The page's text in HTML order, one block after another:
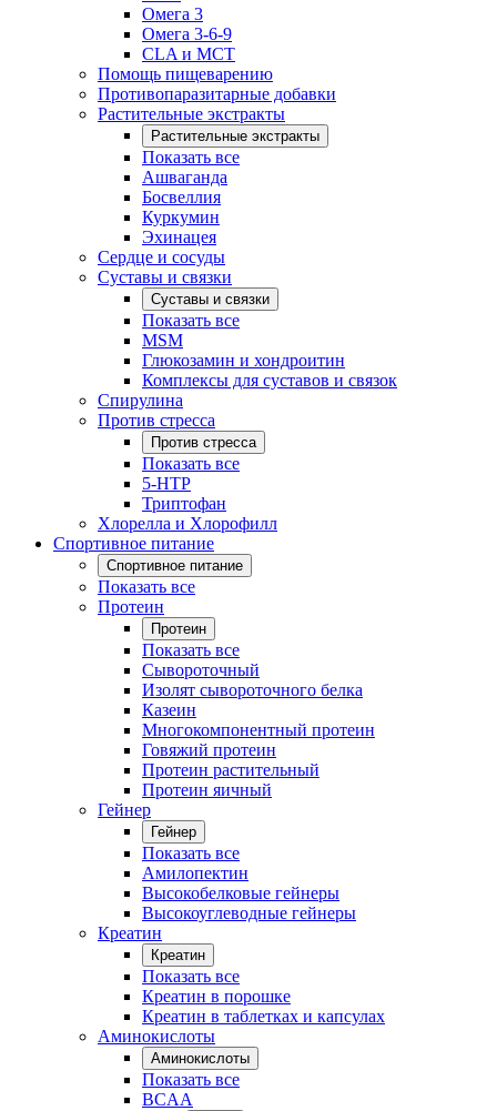
Омега 3
Омега 3-6-9
CLA и MCT
Помощь пищеварению
Противопаразитарные добавки
Растительные экстракты
Растительные экстракты
Показать все
Ашваганда
Босвеллия
Куркумин
Эхинацея
Сердце и сосуды
Суставы и связки
Суставы и связки
Показать все
MSM
Глюкозамин и хондроитин
Комплексы для суставов и связок
Спирулина
Против стресса
Против стресса
Показать все
5-HTP
Триптофан
Хлорелла и Хлорофилл
Спортивное питание
Спортивное питание
Показать все
Протеин
Протеин
Показать все
Сывороточный
Изолят сывороточного белка
Казеин
Многокомпонентный протеин
Говяжий протеин
Протеин растительный
Протеин яичный
Гейнер
Гейнер
Показать все
Амилопектин
Высокобелковые гейнеры
Высокоуглеводные гейнеры
Креатин
Креатин
Показать все
Креатин в порошке
Креатин в таблетках и капсулах
Аминокислоты
Аминокислоты
Показать все
BCAA